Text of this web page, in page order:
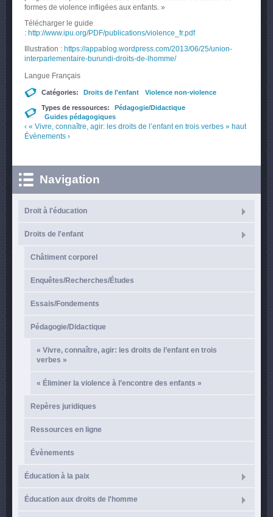
formes de violence infligées aux enfants. »
Télécharger le guide
: http://www.ipu.org/PDF/publications/violence_fr.pdf
Illustration : https://appablog.wordpress.com/2013/06/25/union-
interparlementaire-burundi-droits-de-lhomme/
Langue Français
Catégories: Droits de l'enfant Violence non-violence
Types de ressources:
Pédagogie/Didactique
Guides pédagogiques
‹ « Vivre, connaître, agir: les droits de l’enfant en trois verbes » haut
Évènements ›
Navigation
Droit à l'éducation
Droits de l'enfant
Châtiment corporel
Enquêtes/Recherches/Études
Essais/Fondements
Pédagogie/Didactique
« Vivre, connaître, agir: les droits de l’enfant en trois
verbes »
« Éliminer la violence à l’encontre des enfants »
Repères juridiques
Ressources en ligne
Évènements
Éducation à la paix
Éducation aux droits de l'homme